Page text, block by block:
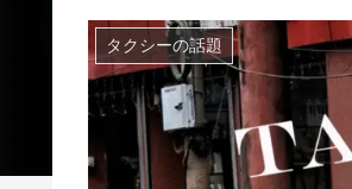
タクシーの話題